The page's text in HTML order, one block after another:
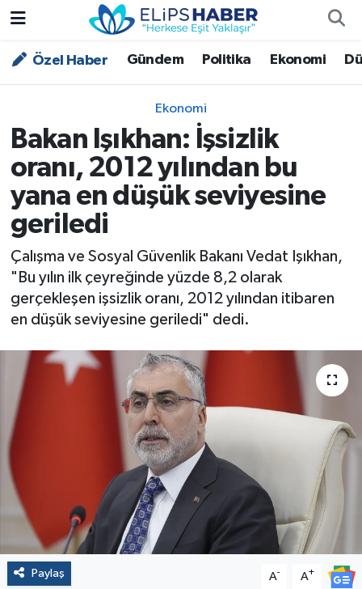
Özel Haber Gündem Politika Ekonomi
Ekonomi
Bakan Işıkhan: İşsizlik
oranı, 2012 yılından bu
yana en düşük seviyesine
geriledi
Çalışma ve Sosyal Güvenlik Bakanı Vedat Işıkhan,
"Bu yılın ilk çeyreğinde yüzde 8,2 olarak
gerçekleşen işsizlik oranı, 2012 yılından itibaren
en düşük seviyesine geriledi" dedi.
Paylaş A- A+
Özel Haber
Asayiş
Bilim - Teknoloji
Çevre - İklim
Kültür - Sanat
Magazin
Yaşam
Çalışma Hayatı
Nöbetçi Eczaneler
Trafik Durumu
Süper Lig Puan Durumu ve Fikstür
Tüm Manşetler
Son Dakika Haberleri